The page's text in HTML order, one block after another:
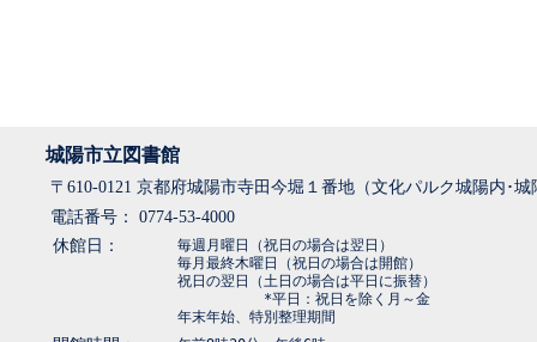
城陽市立図書館
〒610-0121 京都府城陽市寺田今堀１番地（文化パルク城陽内･
電話番号： 0774-53-4000
休館日：
毎週月曜日（祝日の場合は翌日）
毎月最終木曜日（祝日の場合は開館）
祝日の翌日（土日の場合は平日に振替）
*平日：祝日を除く月～金
年末年始、特別整理期間